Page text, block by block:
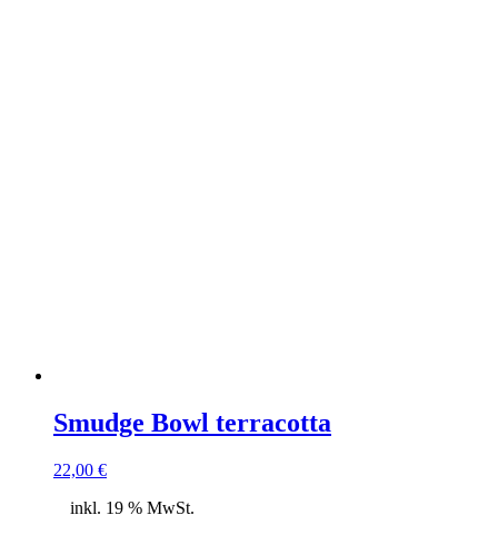
Smudge Bowl terracotta
22,00 €
inkl. 19 % MwSt.